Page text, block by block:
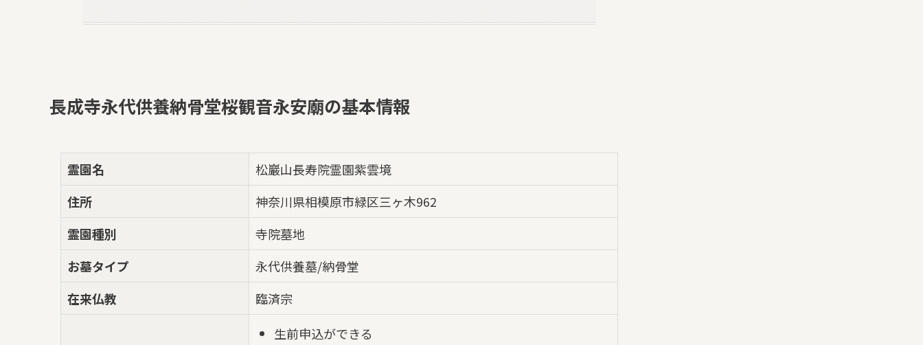
長成寺永代供養納骨堂桜観音永安廟の基本情報
霊園名
松巖山長寿院霊園紫雲境
住所
神奈川県相模原市緑区三ヶ木962
霊園種別
寺院墓地
お墓タイプ
永代供養墓/納骨堂
在来仏教
臨済宗
生前申込ができる